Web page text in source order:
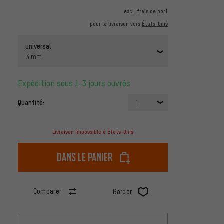
excl. frais de port
pour la livraison vers États-Unis
universal
3 mm
Expédition sous 1-3 jours ouvrés
Quantité: 1
Livraison impossible à États-Unis
dans le panier
Comparer Garder